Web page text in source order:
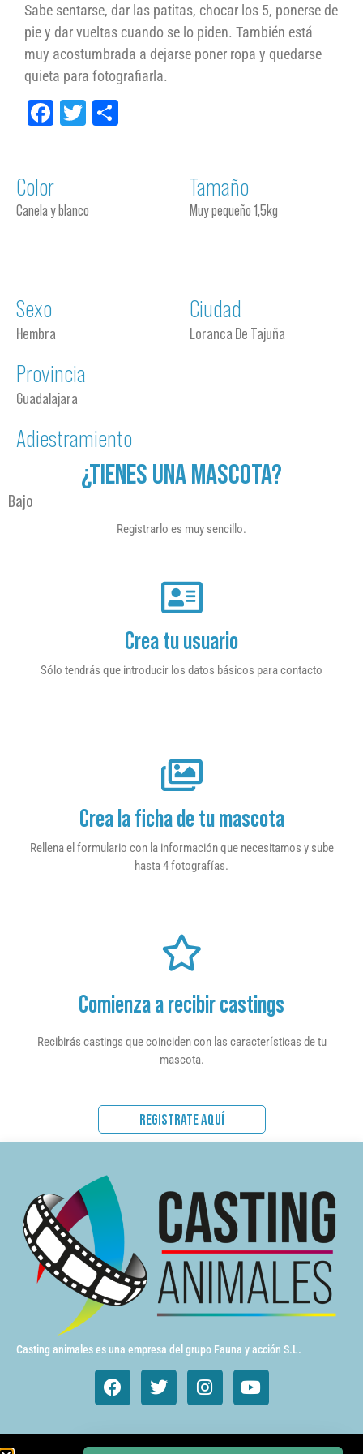
Sabe sentarse, dar las patitas, chocar los 5, ponerse de
pie y dar vueltas cuando se lo piden. También está
muy acostumbrada a dejarse poner ropa y quedarse
quieta para fotografiarla.
Facebook
Twitter
Color
Canela y blanco
Tamaño
Muy pequeño 1,5kg
Sexo
Hembra
Ciudad
Loranca De Tajuña
Provincia
Guadalajara
Adiestramiento
¿TIENES UNA MASCOTA?
Bajo
Registrarlo es muy sencillo.
Crea tu usuario
Sólo tendrás que introducir los datos básicos para contacto
Crea la ficha de tu mascota
Rellena el formulario con la información que necesitamos y sube
hasta 4 fotografías.
Comienza a recibir castings
Recibirás castings que coinciden con las características de tu
mascota.
REGISTRATE AQUÍ
Casting animales es una empresa del grupo Fauna y acción S.L.